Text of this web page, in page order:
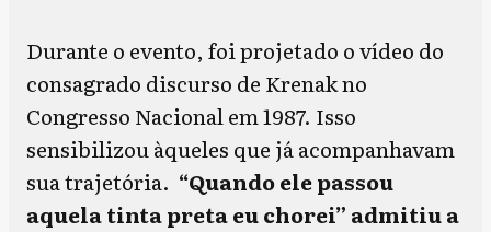
Durante o evento, foi projetado o vídeo do
consagrado discurso de Krenak no
Congresso Nacional em 1987. Isso
sensibilizou àqueles que já acompanhavam
sua trajetória. “Quando ele passou
aquela tinta preta eu chorei” admitiu a